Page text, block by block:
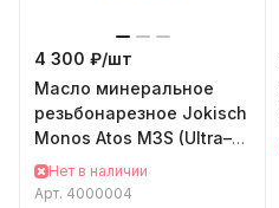
4 300 ₽/шт
Масло минеральное
резьбонарезное Jokisch
Monos Atos M3S (Ultra–A
707), канистра 5л,
4000004
Нет в наличии
Арт. 4000004